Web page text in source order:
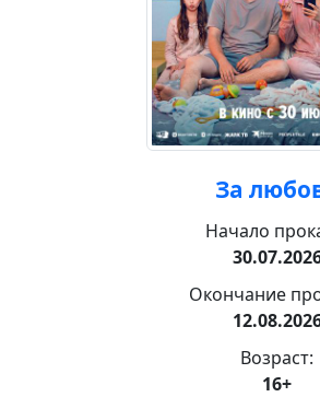
За
Начало
Окончание
Возраст:
16+